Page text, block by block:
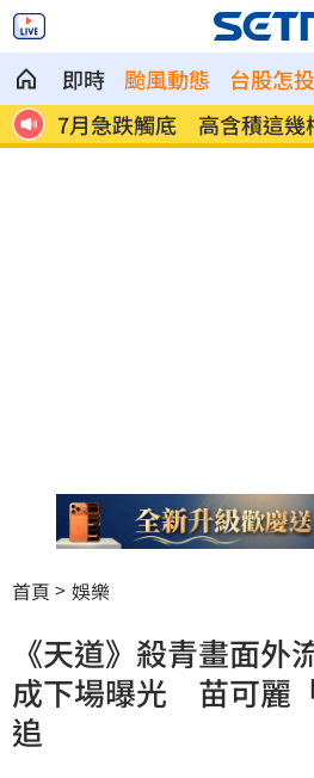
即時 颱風動態 台股怎
7月急跌觸底 高含積這幾
首頁 娛樂
《天道》殺青畫面外
成下場曝光 苗可麗
追